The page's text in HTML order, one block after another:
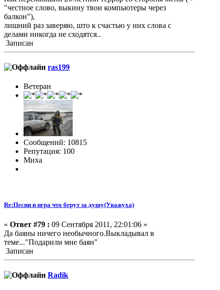
"честное слово, выкину твои компьютеры через
балкон"),
лишний раз заверяю, што к счастью у них слова с
делами никогда не сходятся..
Записан
ras199
Ветеран
Сообщений: 10815
Репутация: 100
Миха
Re:Песни и игра что берут за душу(Уважуха)
« Ответ #79 : 09 Сентября 2011, 22:01:06 »
Да баяны ничего необычного.Выкладывал в
теме..."Подарили мне баян"
Записан
Radik